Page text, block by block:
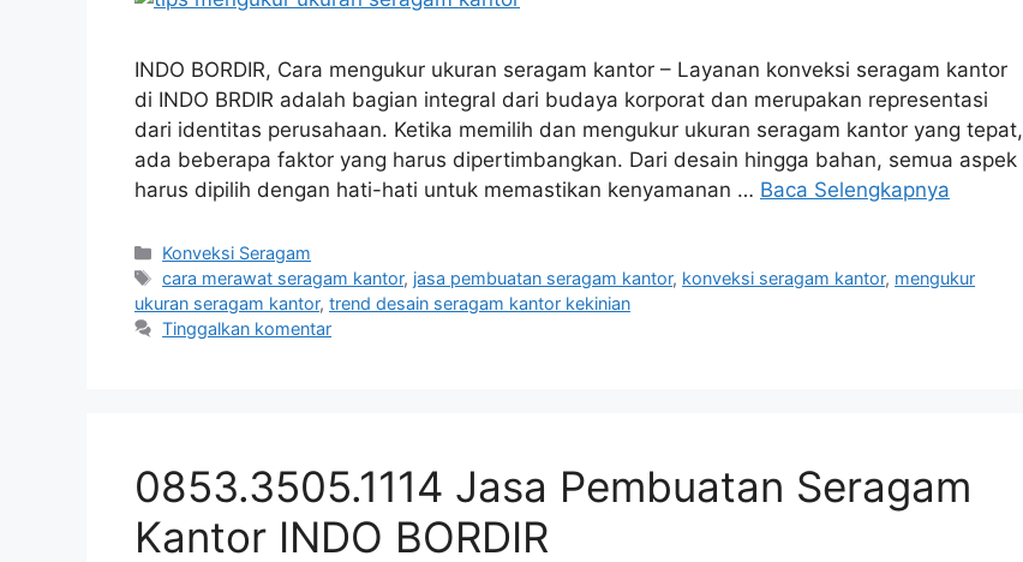
INDO BORDIR, Cara mengukur ukuran seragam kantor – Layanan konveksi seragam kantor
di INDO BRDIR adalah bagian integral dari budaya korporat dan merupakan representasi
dari identitas perusahaan. Ketika memilih dan mengukur ukuran seragam kantor yang tepat,
ada beberapa faktor yang harus dipertimbangkan. Dari desain hingga bahan, semua aspek
harus dipilih dengan hati-hati untuk memastikan kenyamanan … Baca Selengkapnya
Kategori
Konveksi Seragam
Tag
cara merawat seragam kantor, jasa pembuatan seragam kantor, konveksi seragam kantor, mengukur
ukuran seragam kantor, trend desain seragam kantor kekinian
Tinggalkan komentar
0853.3505.1114 Jasa Pembuatan Seragam
Kantor INDO BORDIR